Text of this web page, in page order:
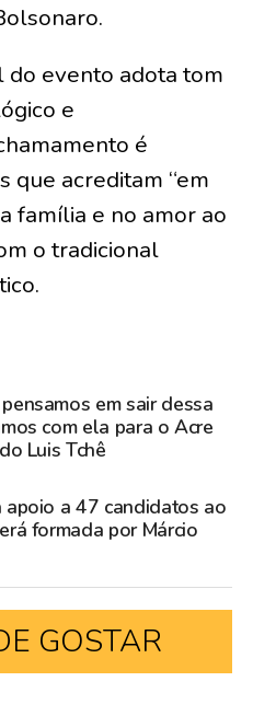
do evento adota tom
e
é
que acreditam “em
família e no amor ao
o tradicional
em sair dessa
com ela para o Acre
Luis Tchê
a 47 candidatos ao
formada por Márcio
GOSTAR